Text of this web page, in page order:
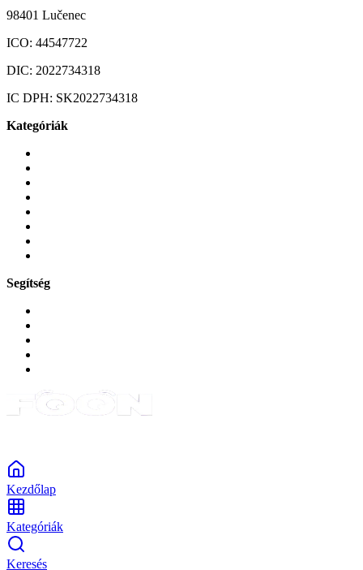
98401 Lučenec
ICO: 44547722
DIC: 2022734318
IC DPH: SK2022734318
Kategóriák
Segítség
Kezdőlap
Kategóriák
Keresés